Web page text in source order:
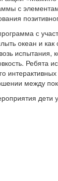
с
с
океан и
испытания,
между
дети